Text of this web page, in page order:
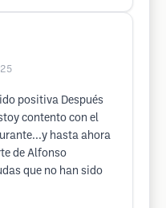
positiva Después
contento con el
hasta ahora
de Alfonso
que no han sido